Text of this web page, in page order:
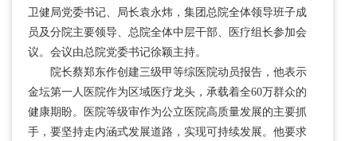
卫健局党委书记、局长袁永炜，集团总院全体领导班子成
员及分院主要领导、总院全体中层干部、医疗组长参加会
议。会议由总院党委书记徐颖主持。
院长蔡郑东作创建三级甲等综医院动员报告，他表示
金坛第一人医院作为区域医疗龙头，承载着全60万群众的
健康期盼。医院等级审作为公立医院高质量发展的主要抓
手，要坚持走内涵式发展道路，实现可持续发展。他要求